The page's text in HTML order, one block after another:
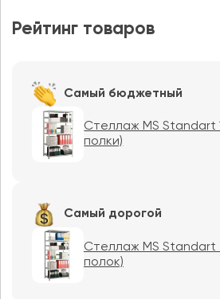
Рейтинг товаров
Самый бюджетный
Стеллаж MS Standart
полки)
Самый дорогой
Стеллаж MS Standart
полок)